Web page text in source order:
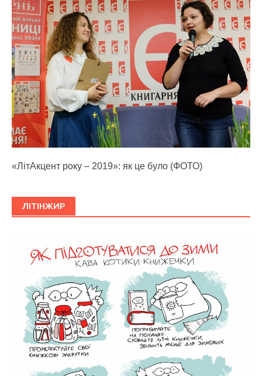
«ЛітАкцент року – 2019»: як це було (ФОТО)
ЛІТІНЖИР